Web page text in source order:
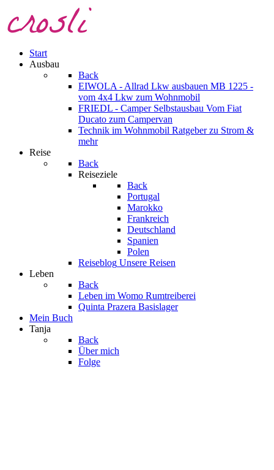
Start
Ausbau
Back
EIWOLA - Allrad Lkw ausbauen MB 1225 -
vom 4x4 Lkw zum Wohnmobil
FRIEDL - Camper Selbstausbau Vom Fiat
Ducato zum Campervan
Technik im Wohnmobil Ratgeber zu Strom &
mehr
Reise
Back
Reiseziele
Back
Portugal
Marokko
Frankreich
Deutschland
Spanien
Polen
Reiseblog Unsere Reisen
Leben
Back
Leben im Womo Rumtreiberei
Quinta Prazera Basislager
Mein Buch
Tanja
Back
Über mich
Folge